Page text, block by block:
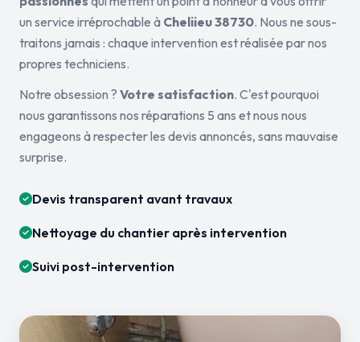
un service irréprochable à Cheliieu 38730. Nous ne sous-
traitons jamais : chaque intervention est réalisée par nos
propres techniciens.
Notre obsession ? Votre satisfaction. C'est pourquoi
nous garantissons nos réparations 5 ans et nous nous
engageons à respecter les devis annoncés, sans mauvaise
surprise.
Devis transparent avant travaux
Nettoyage du chantier après intervention
Suivi post-intervention